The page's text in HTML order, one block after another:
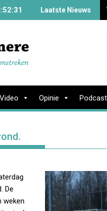
Laatste Nieuws
Video Opinie
De
weken